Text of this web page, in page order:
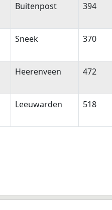
Buitenpost 394
Sneek 370
Heerenveen 472
Leeuwarden 518